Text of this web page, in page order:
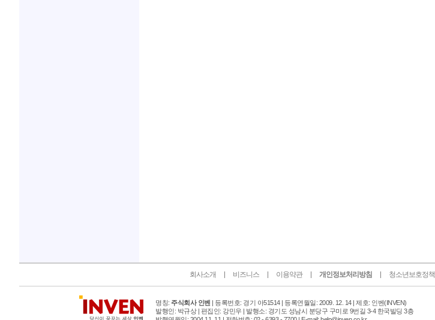
회사소개 비즈니스 이용약관 개인정보처리방침 청소년보호정책
명칭: 주식회사 인벤 | 등록번호: 경기 아51514 | 등록연월일: 2009. 12. 14 | 제호: 인벤 (INVEN)
발행인: 박규상 | 편집인: 강민우 | 발행소: 경기도 성남시 분당구 구미로 9번길 3-4 한국빌딩 3층